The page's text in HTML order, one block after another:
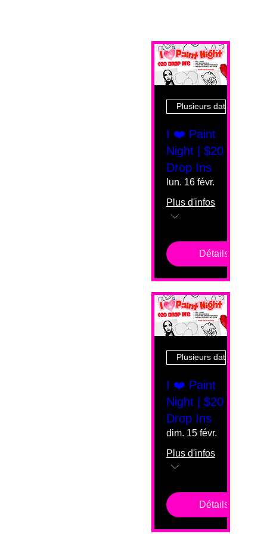
Plusieurs dates
I ❤️ Paint
Night | $20
Drop Ins
lun. 16 févr.
Plus d'infos
Détails
Plusieurs dates
I ❤️ Paint
Night | $20
Drop Ins
dim. 15 févr.
Plus d'infos
Détails